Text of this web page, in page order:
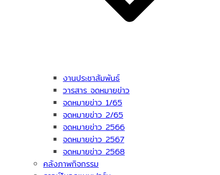
งานประชาสัมพันธ์
วารสาร จดหมายข่าว
จดหมายข่าว 1/65
จดหมายข่าว 2/65
จดหมายข่าว 2566
จดหมายข่าว 2567
จดหมายข่าว 2568
คลังภาพกิจกรรม